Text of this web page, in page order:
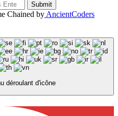
Submit
Chained by AncientCoders